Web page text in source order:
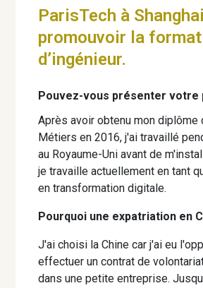
ParisTech à
promouvoir la
d’ingénieur.
Pouvez-vous présenter votre
Après avoir obtenu mon diplôme
Métiers en 2016, j'ai travaillé
au Royaume-Uni avant de
je travaille actuellement en tant
en transformation digitale.
Pourquoi une expatriation en
J'ai choisi la Chine car j'ai eu
effectuer un contrat de
dans une petite entreprise.